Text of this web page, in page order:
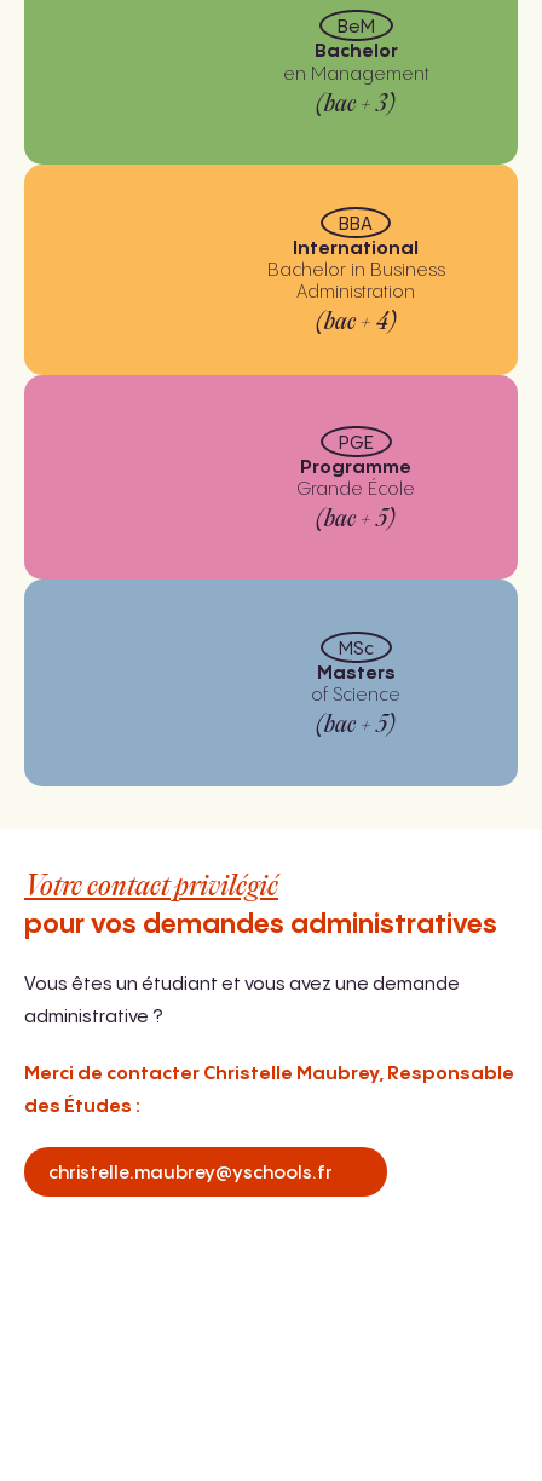
BeM
Bachelor
en Management
(bac + 3)
BBA
International
Bachelor in Business
Administration
(bac + 4)
PGE
Programme
Grande École
(bac + 5)
MSc
Masters
of Science
(bac + 5)
Votre contact privilégié
pour vos demandes administratives
Vous êtes un étudiant et vous avez une demande
administrative ?
Merci de contacter Christelle Maubrey, Responsable
des Études :
christelle.maubrey@yschools.fr